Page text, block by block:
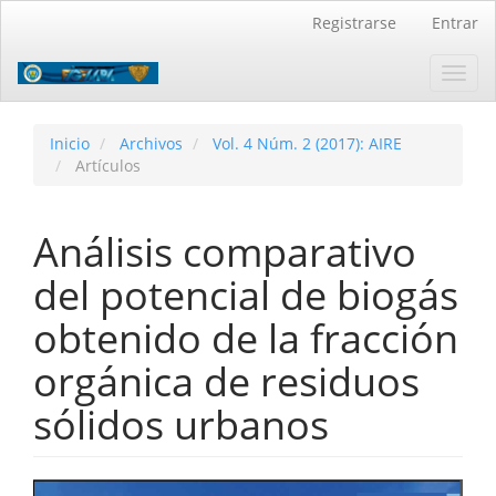
principal
Barra
Registrarse Entrar
Inicio Archivos
Vol. 4 Núm. 2 (2017): AIRE
Artículos
Análisis comparativo
del potencial de biogás
obtenido de la fracción
orgánica de residuos
sólidos urbanos